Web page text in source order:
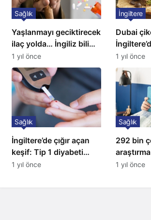
Yaşlanmayı geciktirecek
ilaç yolda… İngiliz bilim
insanları açıkladı!
Sağlık
1 yıl önce
Dubai
toplatılıyor
İngiltere
1 yıl önce
İngiltere’de çığır açan
keşif: Tip 1 diyabeti
yıllarca öteliyor
Sağlık
1 yıl önce
292 bin
araştırma
Sağlık
1 yıl önce